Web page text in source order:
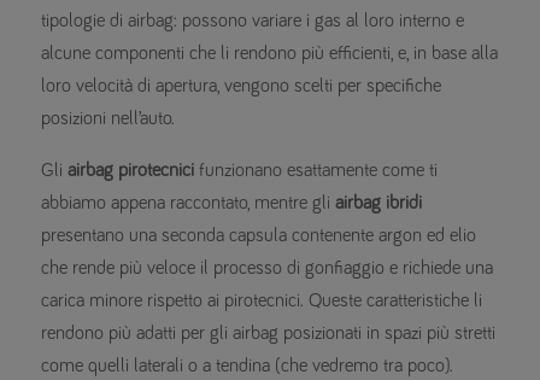
tipologie di airbag: possono variare i gas al loro interno e
alcune componenti che li rendono più efficienti, e, in base alla
loro velocità di apertura, vengono scelti per specifiche
posizioni nell’auto.
Gli airbag pirotecnici funzionano esattamente come ti
abbiamo appena raccontato, mentre gli airbag ibridi
presentano una seconda capsula contenente argon ed elio
che rende più veloce il processo di gonfiaggio e richiede una
carica minore rispetto ai pirotecnici. Queste caratteristiche li
rendono più adatti per gli airbag posizionati in spazi più stretti
come quelli laterali o a tendina (che vedremo tra poco).